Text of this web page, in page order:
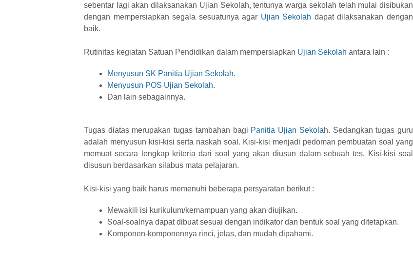
sebentar lagi akan dilaksanakan Ujian Sekolah, tentunya warga sekolah telah mulai disibukan
dengan mempersiapkan segala sesuatunya agar Ujian Sekolah dapat dilaksanakan dengan
baik.
Rutinitas kegiatan Satuan Pendidikan dalam mempersiapkan Ujian Sekolah antara lain :
Menyusun SK Panitia Ujian Sekolah.
Menyusun POS Ujian Sekolah.
Dan lain sebagainnya.
Tugas diatas merupakan tugas tambahan bagi Panitia Ujian Sekolah. Sedangkan tugas guru
adalah menyusun kisi-kisi serta naskah soal. Kisi-kisi menjadi pedoman pembuatan soal yang
memuat secara lengkap kriteria dari soal yang akan diusun dalam sebuah tes. Kisi-kisi soal
disusun berdasarkan silabus mata pelajaran.
Kisi-kisi yang baik harus memenuhi beberapa persyaratan berikut :
Mewakili isi kurikulum/kemampuan yang akan diujikan.
Soal-soalnya dapat dibuat sesuai dengan indikator dan bentuk soal yang ditetapkan.
Komponen-komponennya rinci, jelas, dan mudah dipahami.